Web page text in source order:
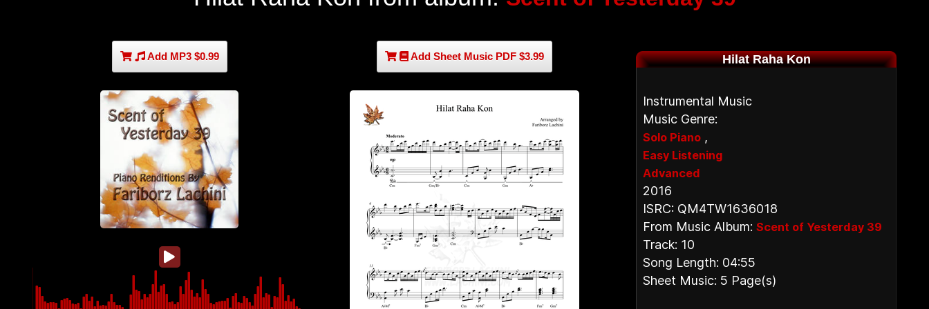
Add MP3 $0.99 Add Sheet Music PDF $3.99 Hilat Raha Kon
Instrumental Music
Music Genre:
Solo Piano ,
Easy Listening
Advanced
2016
ISRC: QM4TW1636018
From Music Album:Scent of Yesterday 39
Track: 10
Song Length: 04:55
Sheet Music: 5 Page(s)